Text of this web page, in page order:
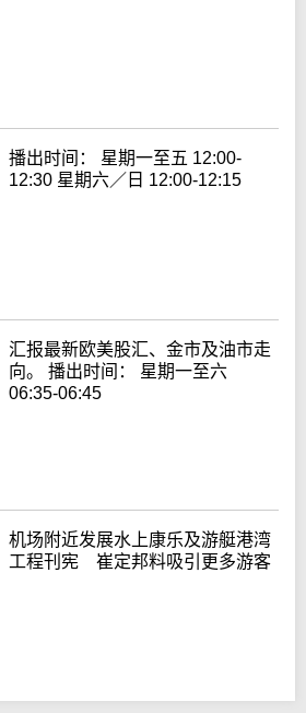
播出时间： 星期一至五 12:00-
12:30 星期六／日 12:00-12:15
汇报最新欧美股汇、金市及油市走
向。 播出时间： 星期一至六
06:35-06:45
机场附近发展水上康乐及游艇港湾
工程刊宪 崔定邦料吸引更多游客